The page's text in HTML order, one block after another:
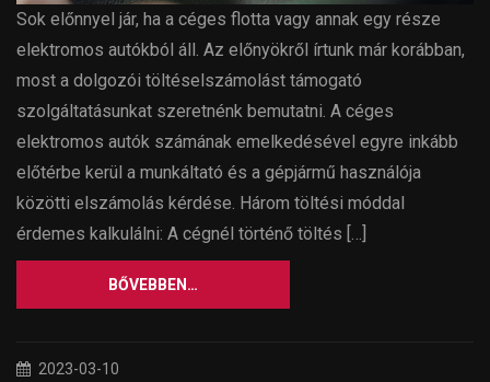
Sok előnnyel jár, ha a céges flotta vagy annak egy része
elektromos autókból áll. Az előnyökről írtunk már korábban,
most a dolgozói töltéselszámolást támogató
szolgáltatásunkat szeretnénk bemutatni. A céges
elektromos autók számának emelkedésével egyre inkább
előtérbe kerül a munkáltató és a gépjármű használója
közötti elszámolás kérdése. Három töltési móddal
érdemes kalkulálni: A cégnél történő töltés […]
BŐVEBBEN…
2023-03-10